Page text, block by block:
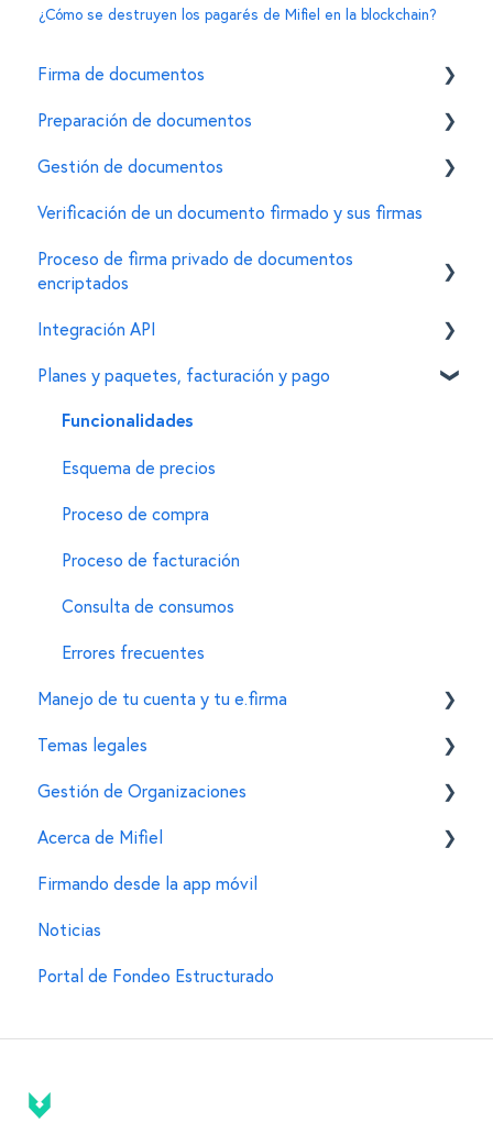
¿Cómo se destruyen los pagarés de Mifiel en la blockchain?
Firma de documentos
Cómo firmar un documento usando la e.firma en
Preparación de documentos
Invitar firmantes
Personalizar características de un documento
Gestión de documentos
General
Para administradores de documentos
Verificación de un documento firmado y sus firmas
Proceso de firma privado de documentos
encriptados
Creación de documentos encriptados
Firma de documentos encriptados
Configuración de organizaciones y cuentas
Integración API
General
Personalizaciones en el widget de firma
Funciones adicionales
Planes y paquetes, facturación y pago
Funcionalidades
Esquema de precios
Proceso de compra
Proceso de facturación
Consulta de consumos
Errores frecuentes
Manejo de tu cuenta y tu e.firma
Tu cuenta de Mifiel
Funcionalidades para firmantes
Tu e.firma (FIEL)
Temas legales
Normatividad de la firma electrónica
Dudas al transicionar a la firma electrónica
Otras dudas legales
Gestión de Organizaciones
Generar una organización en Mifiel
Agregar miembros y editar sus permisos
Acerca de Mifiel
Información general
Firmando desde la app móvil
Noticias
Portal de Fondeo Estructurado